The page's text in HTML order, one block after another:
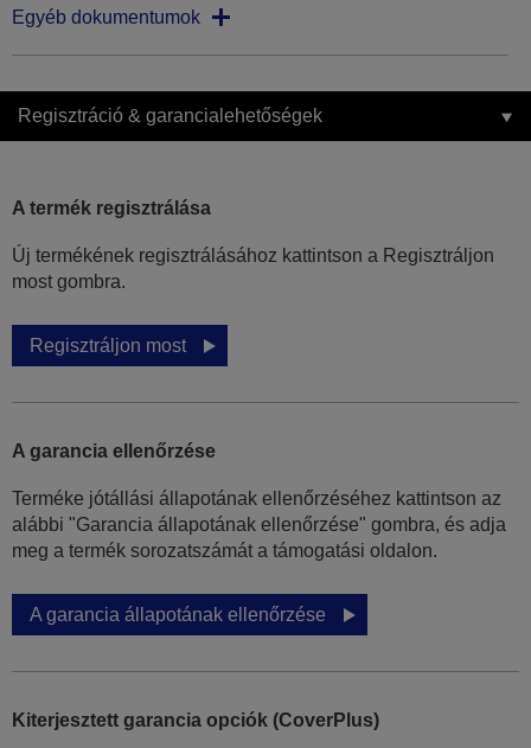
Egyéb dokumentumok
Regisztráció & garancialehetőségek
A termék regisztrálása
Új termékének regisztrálásához kattintson a Regisztráljon
most gombra.
Regisztráljon most
A garancia ellenőrzése
Terméke jótállási állapotának ellenőrzéséhez kattintson az
alábbi "Garancia állapotának ellenőrzése" gombra, és adja
meg a termék sorozatszámát a támogatási oldalon.
A garancia állapotának ellenőrzése
Kiterjesztett garancia opciók (CoverPlus)